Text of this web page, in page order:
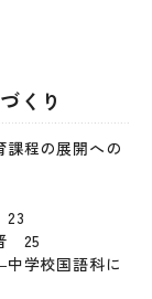
くり
程の展開への
23
25
学校国語科に